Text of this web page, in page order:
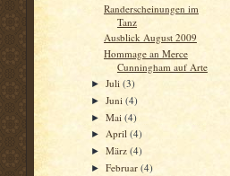
Randerscheinungen im
Tanz
Ausblick August 2009
Hommage an Merce
Cunningham auf Arte
►Juli(3)
►Juni(4)
►Mai(4)
► April(4)
►März(4)
►Februar(4)